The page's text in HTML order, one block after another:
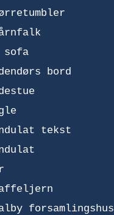
bord
tekst
forsamlingshus